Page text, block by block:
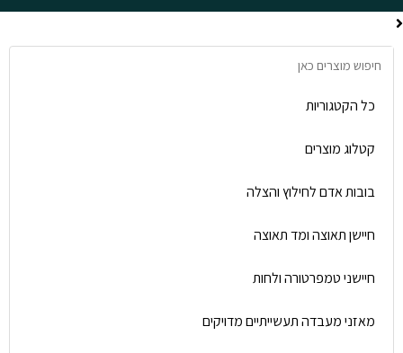
כל הקטגוריות
קטלוג מוצרים
בובות אדם לחילוץ והצלה
חיישן תאוצה ומד תאוצה
חיישני טמפרטורה ולחות
מאזני מעבדה תעשייתיים מדויקים